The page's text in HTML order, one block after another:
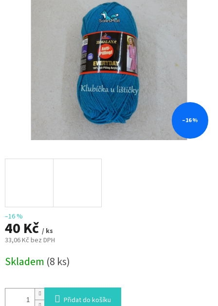
hvězdiček.
–16 %
–16 %
40 Kč / ks
33,06 Kč bez DPH
cena:
Skladem (8 ks)
Přidat do košíku